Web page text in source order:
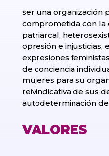
ser una organización
comprometida con la
patriarcal,
opresión e injusticias,
expresiones
de conciencia
mujeres para su
reivindicativa de sus
autodeterminación de
VALORES